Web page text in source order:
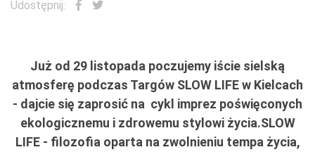
Udostępnij:
Już od 29 listopada poczujemy iście sielską
atmosferę podczas Targów SLOW LIFE w Kielcach
- dajcie się zaprosić na cykl imprez poświęconych
ekologicznemu i zdrowemu stylowi życia.SLOW
LIFE - filozofia oparta na zwolnieniu tempa życia,